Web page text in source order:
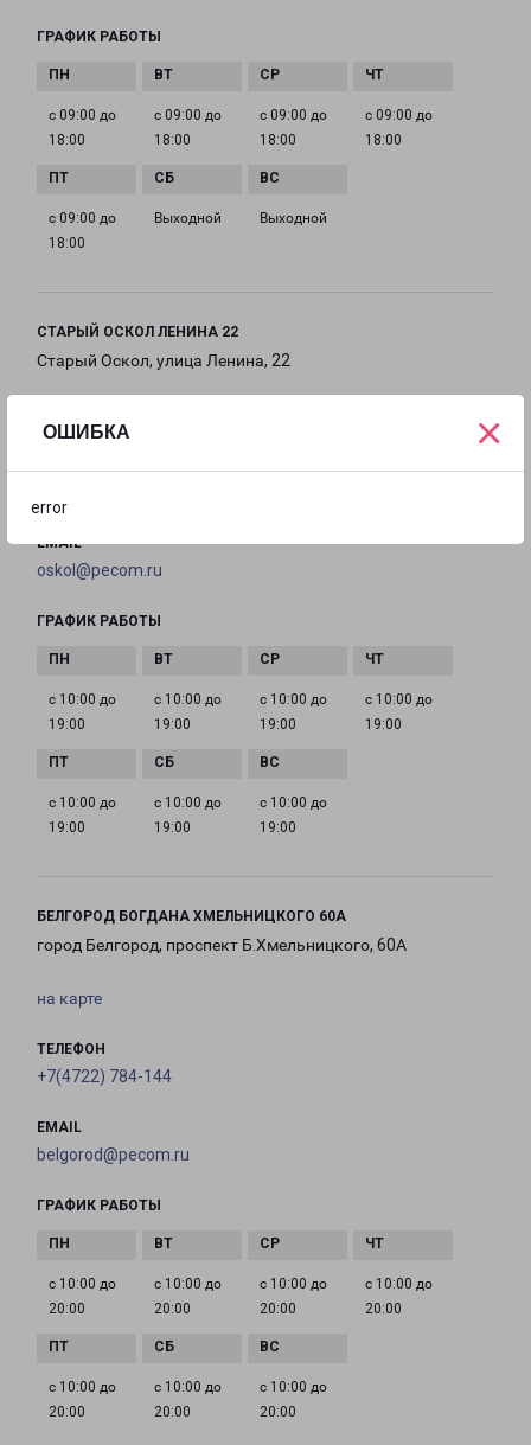
ОШИБКА
error
×
ГРАФИК РАБОТЫ
с 09:00 до
18:00
с 09:00 до
18:00
с 09:00 до
18:00
с 09:00 до
18:00
с 09:00 до
18:00
Выходной Выходной
СТАРЫЙ ОСКОЛ ЛЕНИНА 22
Старый Оскол, улица Ленина, 22
EMAIL
oskol@pecom.ru
ГРАФИК РАБОТЫ
с 10:00 до
19:00
с 10:00 до
19:00
с 10:00 до
19:00
с 10:00 до
19:00
с 10:00 до
19:00
с 10:00 до
19:00
с 10:00 до
19:00
БЕЛГОРОД БОГДАНА ХМЕЛЬНИЦКОГО 60А
город Белгород, проспект Б.Хмельницкого, 60А
на карте
ТЕЛЕФОН
+7(4722) 784-144
EMAIL
belgorod@pecom.ru
ГРАФИК РАБОТЫ
с 10:00 до
20:00
с 10:00 до
20:00
с 10:00 до
20:00
с 10:00 до
20:00
с 10:00 до
20:00
с 10:00 до
20:00
с 10:00 до
20:00